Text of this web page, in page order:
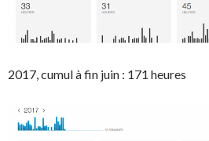
2017, cumul à fin juin : 171 heures